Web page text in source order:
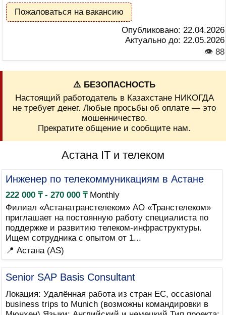
Пожаловаться на вакансию
Опубликовано: 22.04.2026
Актуально до: 22.05.2026
👁 88
⚠️ БЕЗОПАСНОСТЬ
Настоящий работодатель в Казахстане НИКОГДА
не требует денег. Любые просьбы об оплате — это
мошенничество.
Прекратите общение и сообщите нам.
Астана IT и телеком
Инженер по телекоммуникациям в Астане
222 000 ₸ - 270 000 ₸Monthly
Филиал «Астанатранстелеком» АО «Транстелеком»
приглашает на постоянную работу специалиста по
поддержке и развитию телеком-инфраструктуры.
Ищем сотрудника с опытом от 1...
📍 Астана (AS)
Senior SAP Basis Consultant
Локация: Удалённая работа из стран ЕС, occasional
business trips to Munich (возможны командировки в